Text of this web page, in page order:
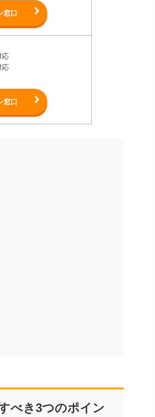
窓口
応
応
窓口
べき3つのポイン